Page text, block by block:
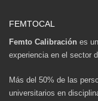
FEMTOCAL
Femto Calibración es
experiencia en el sector
Más del 50% de las
universitarios en